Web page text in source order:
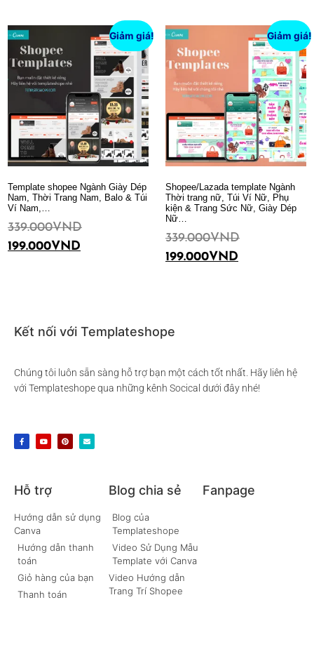
Giảm giá!
Template shopee Ngành Giày Dép
Nam, Thời Trang Nam, Balo & Túi
Ví Nam,…
339.000VND
199.000VND
Giảm giá!
Shopee/Lazada template Ngành
Thời trang nữ, Túi Ví Nữ, Phụ
kiện & Trang Sức Nữ, Giày Dép
Nữ…
339.000VND
199.000VND
Kết nối với Templateshope
Chúng tôi luôn sẵn sàng hỗ trợ bạn một cách tốt nhất. Hãy liên hệ
với Templateshope qua những kênh Socical dưới đây nhé!
Hỗ trợ
Hướng dẫn sử dụng
Canva
Hướng dẫn thanh
toán
Giỏ hàng của bạn
Thanh toán
Blog chia sẻ
Blog của
Templateshope
Video Sử Dụng Mẫu
Template với Canva
Video Hướng dẫn
Trang Trí Shopee
Fanpage